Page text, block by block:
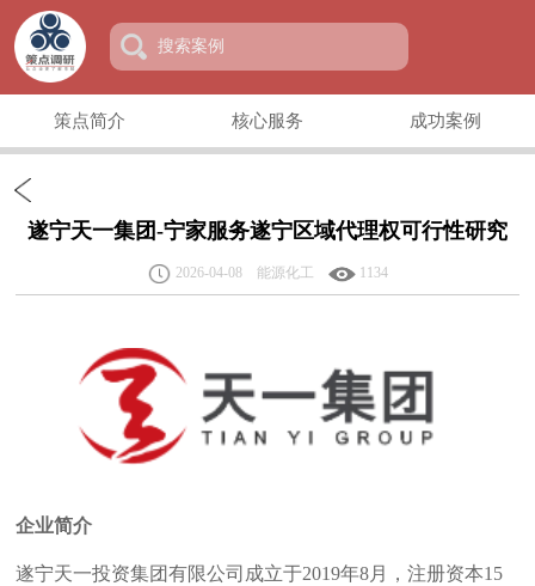
策点简介 核心服务 成功案例
遂宁天一集团-宁家服务遂宁区域代理权可行性研究
2026-04-08 能源化工 1134
企业简介
遂宁天一投资集团有限公司成立于2019年8月，注册资本15